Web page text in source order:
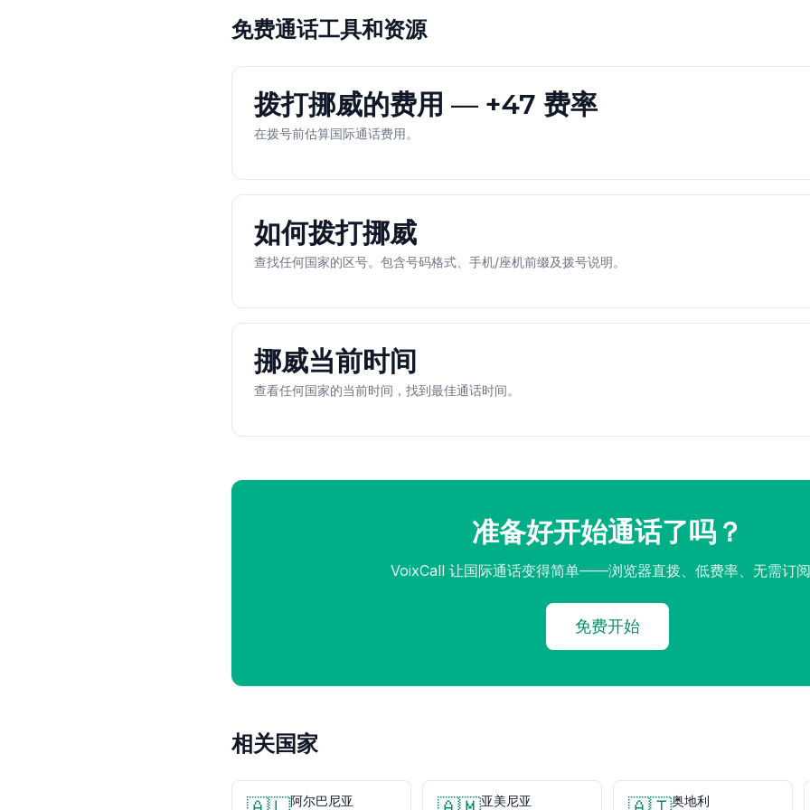
免费通话工具和资源
拨打挪威的费用 — +47 费率
在拨号前估算国际通话费用。
如何拨打挪威
查找任何国家的区号。包含号码格式、手机/座机前缀及拨号说明。
挪威当前时间
查看任何国家的当前时间，找到最佳通话时间。
准备好开始通话了吗？
VoixCall 让国际通话变得简单——浏览器直拨、低费率、无需订阅
免费开始
相关国家
阿尔巴尼亚 亚美尼亚 奥地利